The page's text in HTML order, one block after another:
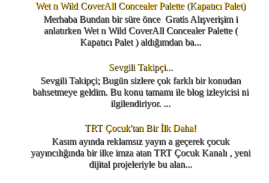
Wet n Wild CoverAll Concealer Palette (Kapatıcı Palet)
Merhaba Bundan bir süre önce Gratis Alışverişim i
anlatırken Wet n Wild CoverAll Concealer Palette (
Kapatıcı Palet ) aldığımdan ba...
Sevgili Takipçi...
Sevgili Takipçi; Bugün sizlere çok farklı bir konudan
bahsetmeye geldim. Bu konu tamamı ile blog izleyicisi ni
ilgilendiriyor. ...
TRT Çocuk'tan Bir İlk Daha!
Kasım ayında reklamsız yayın a geçerek çocuk
yayıncılığında bir ilke imza atan TRT Çocuk Kanalı , yeni
dijital projeleriyle bu alan...